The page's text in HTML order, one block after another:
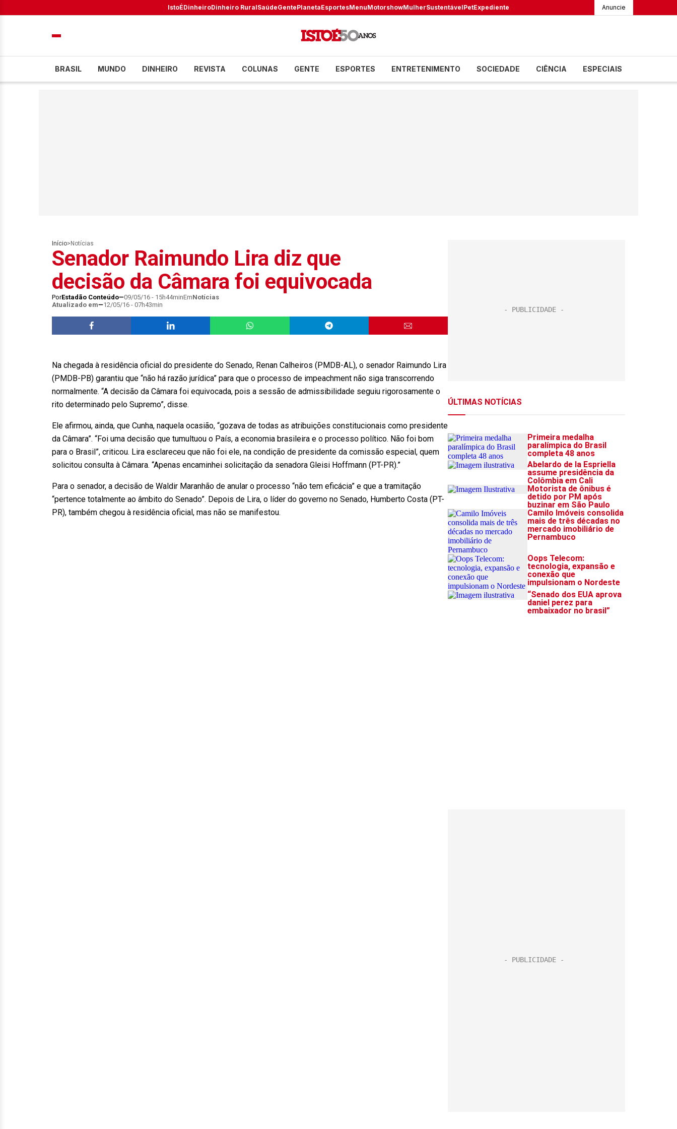
IstoÉDinheiroDinheiro RuralSaúdeGentePlanetaEsportesMenuMotorshowMulherSustentávelPetExpediente Anuncie
BRASIL MUNDO DINHEIRO REVISTA COLUNAS GENTE ESPORTES ENTRETENIMENTO SOCIEDADE CIÊNCIA ESPECIAIS
Início> Notícias
Senador Raimundo Lira diz que
decisão da Câmara foi equivocada
PorEstadão Conteúdo 09/05/16 - 15h44minEmNotícias
Atualizado em
12/05/16 - 07h43min
Na chegada à residência oficial do presidente do Senado, Renan Calheiros (PMDB-AL), o senador Raimundo Lira
(PMDB-PB) garantiu que “não há razão jurídica” para que o processo de impeachment não siga transcorrendo
normalmente. “A decisão da Câmara foi equivocada, pois a sessão de admissibilidade seguiu rigorosamente o
rito determinado pelo Supremo”, disse.
Ele afirmou, ainda, que Cunha, naquela ocasião, “gozava de todas as atribuições constitucionais como presidente
da Câmara”. “Foi uma decisão que tumultuou o País, a economia brasileira e o processo político. Não foi bom
para o Brasil”, criticou. Lira esclareceu que não foi ele, na condição de presidente da comissão especial, quem
solicitou consulta à Câmara. “Apenas encaminhei solicitação da senadora Gleisi Hoffmann (PT-PR).”
Para o senador, a decisão de Waldir Maranhão de anular o processo “não tem eficácia” e que a tramitação
“pertence totalmente ao âmbito do Senado”. Depois de Lira, o líder do governo no Senado, Humberto Costa (PT-
PR), também chegou à residência oficial, mas não se manifestou.